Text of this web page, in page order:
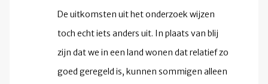
De uitkomsten uit het onderzoek wijzen
toch echt iets anders uit. In plaats van blij
zijn dat we in een land wonen dat relatief zo
goed geregeld is, kunnen sommigen alleen